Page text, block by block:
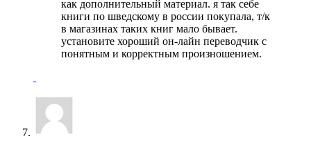
как дополнительный материал. я так себе
книги по шведскому в россии покупала, т/к
в магазинах таких книг мало бывает.
установите хороший он-лайн переводчик с
понятным и корректным произношением.